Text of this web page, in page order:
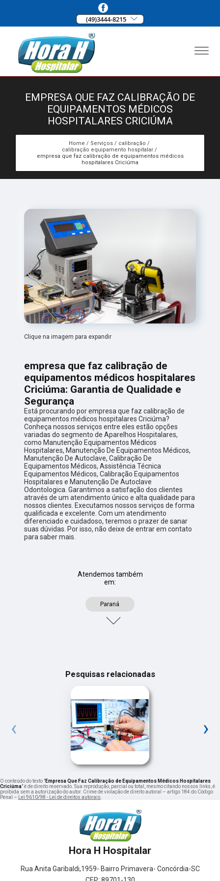
(49)3444-8215
EMPRESA QUE FAZ CALIBRAÇÃO DE
EQUIPAMENTOS MÉDICOS
HOSPITALARES CRICIÚMA
Home Serviços
calibração
calibração equipamento hospitalar
empresa que faz calibração de equipamentos médicos
hospitalares Criciúma
Clique na imagem para expandir
empresa que faz calibração de
equipamentos médicos hospitalares
Criciúma: Garantia de Qualidade e
Segurança
Está procurando por empresa que faz calibração de
equipamentos médicos hospitalares Criciúma?
Conheça nossos serviços entre eles estão opções
variadas do segmento de Aparelhos Hospitalares,
como Manutenção Equipamentos Médicos
Hospitalares, Manutenção De Equipamentos Médicos,
Manutenção De Autoclave, Calibração De
Equipamentos Médicos, Assistência Técnica
Equipamentos Médicos, Calibração Equipamentos
Hospitalares e Manutenção De Autoclave
Odontologica. Garantimos a satisfação dos clientes
através de um atendimento único e alta qualidade para
nossos clientes. Executamos nossos serviços de forma
qualificada e excelente. Com um atendimento
diferenciado e cuidadoso, teremos o prazer de sanar
suas dúvidas. Por isso, não deixe de entrar em contato
para saber mais.
Atendemos também
em:
Paraná
Pesquisas relacionadas
‹ ›
O conteúdo do texto "Empresa Que Faz Calibração de Equipamentos Médicos Hospitalares
Criciúma" é de direito reservado. Sua reprodução, parcial ou total, mesmo citando nossos links, é
proibida sem a autorização do autor. Crime de violação de direito autoral – artigo 184 do Código
Penal – Lei 9610/98 - Lei de direitos autorais.
Hora H Hospitalar
Rua Anita Garibaldi,1959- Bairro Primavera- Concórdia-SC